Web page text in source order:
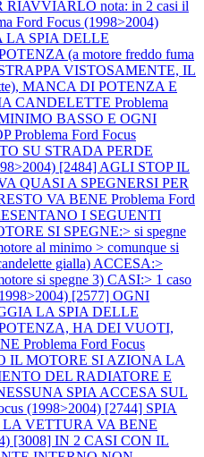
nota: in 2 casi il
Ford Focus (1998>2004)
LA SPIA DELLE
(a motore freddo fuma
VISTOSAMENTE, IL
MANCA DI POTENZA E
CANDELETTE Problema
BASSO E OGNI
Problema Ford Focus
SU STRADA PERDE
[2484] AGLI STOP IL
QUASI A SPEGNERSI PER
VA BENE Problema Ford
I SEGUENTI
SI SPEGNE:> si spegne
al minimo > comunque si
gialla) ACCESA:>
si spegne 3) CASI:> 1 caso
[2577] OGNI
LA SPIA DELLE
HA DEI VUOTI,
Problema Ford Focus
IL MOTORE SI AZIONA LA
DEL RADIATORE E
SPIA ACCESA SUL
(1998>2004) [2744] SPIA
VETTURA VA BENE
[3008] IN 2 CASI CON IL